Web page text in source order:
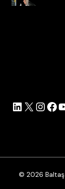
LinkedIn
X
© 2026 Baltaş